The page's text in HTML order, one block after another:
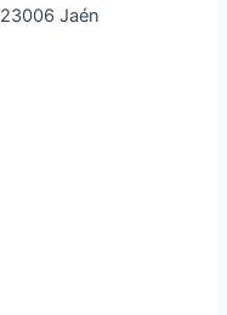
Jaén